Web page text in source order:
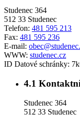
Studenec 364
512 33 Studenec
Telefon: 481 595 213
Fax: 481 595 236
E-mail:
WWW: studenec.cz
ID Datové schránky:
4.1
Studenec 364
512 33 Studenec